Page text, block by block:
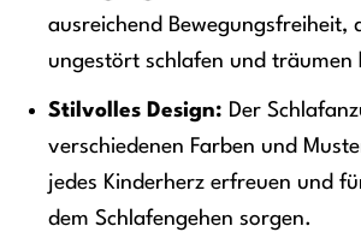
ausreichend Bewegungsfreiheit,
ungestört schlafen und träumen
Stilvolles Design: Der
verschiedenen Farben und
jedes Kinderherz erfreuen und
dem Schlafengehen sorgen.